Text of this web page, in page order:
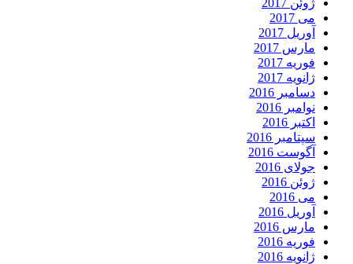
می 2017
آوریل 2017
مارس 2017
فوریه 2017
ژانویه 2017
دسامبر 2016
نوامبر 2016
اکتبر 2016
سپتامبر 2016
آگوست 2016
جولای 2016
ژوئن 2016
می 2016
آوریل 2016
مارس 2016
فوریه 2016
ژانویه 2016